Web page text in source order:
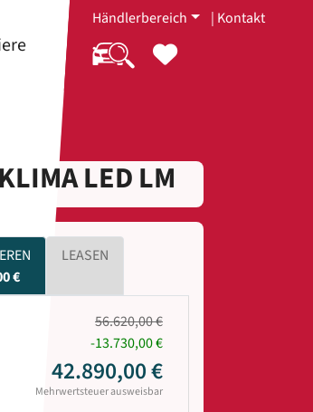
Händlerbereich | Kontakt
LED LM
€
LEASEN
56.620,00 €
-13.730,00 €
42.890,00 €
Mehrwertsteuer ausweisbar